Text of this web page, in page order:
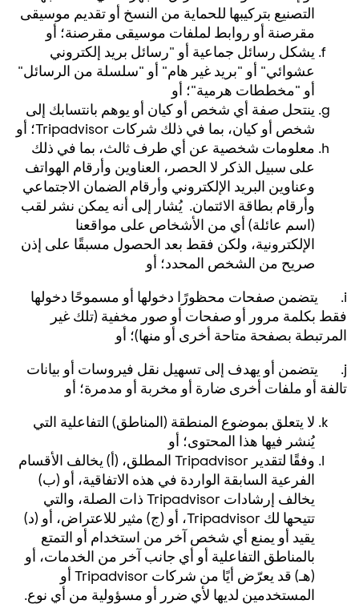
التصنيع بتركيبها للحماية من النسخ أو تقديم موسيقى
مقرصنة أو روابط لملفات موسيقى مقرصنة؛ أو
يشكل رسائل جماعية أو "رسائل بريد إلكتروني
عشوائي" أو "بريد غير هام" أو "سلسلة من الرسائل"
أو "مخططات هرمية"؛ أو
ينتحل صفة أي شخص أو كيان أو يوهم بانتسابك إلى
شخص أو كيان، بما في ذلك شركات Tripadvisor؛ أو
معلومات شخصية عن أي طرف ثالث، بما في ذلك
على سبيل الذكر لا الحصر، العناوين وأرقام الهواتف
وعناوين البريد الإلكتروني وأرقام الضمان الاجتماعي
وأرقام بطاقة الائتمان. يُشار إلى أنه يمكن نشر لقب
(اسم عائلة) أي من الأشخاص على مواقعنا
الإلكترونية، ولكن فقط بعد الحصول مسبقًا على إذن
صريح من الشخص المحدد؛ أو
i. يتضمن صفحات محظورًا دخولها أو مسموحًا دخولها
فقط بكلمة مرور أو صفحات أو صور مخفية (تلك غير
المرتبطة بصفحة متاحة أخرى أو منها)؛ أو
j. يتضمن أو يهدف إلى تسهيل نقل فيروسات أو بيانات
تالفة أو ملفات أخرى ضارة أو مخربة أو مدمرة؛ أو
لا يتعلق بموضوع المنطقة (المناطق) التفاعلية التي
يُنشر فيها هذا المحتوى؛ أو
وفقًا لتقدير Tripadvisor المطلق، (أ) يخالف الأقسام
الفرعية السابقة الواردة في هذه الاتفاقية، أو (ب)
يخالف إرشادات Tripadvisor ذات الصلة، والتي
تتيحها لك Tripadvisor، أو (ج) مثير للاعتراض، أو (د)
يقيد أو يمنع أي شخص آخر من استخدام أو التمتع
بالمناطق التفاعلية أو أي جانب آخر من الخدمات، أو
(هـ) قد يعرّض أيًا من شركات Tripadvisor أو
المستخدمين لديها لأي ضرر أو مسؤولية من أي نوع.